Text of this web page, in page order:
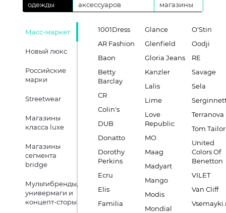
одежды
аксессуаров
магазины
Масс-маркет
Новый люкс
Российские
марки
Streetwear
Магазины
класса luxe
Магазины
сегмента
bridge
Мультибренды,
универмаги и
концепт-сторы
1001Dress
AR Fashion
Baon
Betty
Barclay
CR
Colin's
DUB
Donatto
Dorothy
Perkins
Ecru
Elis
Familia
Glance
Glenfield
Gloria Jeans
Kanzler
Lalis
Lime
Love
Republic
MO
Maag
Madyart
Mango
Modis
Mondial
O'Stin
Oodji
RE
Savage
Sela
Terranova
Tom Tailor
United
Colors Of
Benetton
VILET
Van Cliff